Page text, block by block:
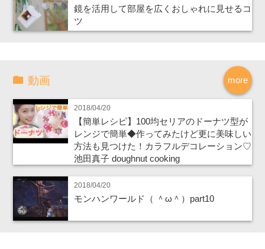
鏡を活用して部屋を広くおしゃれに見せるコ
ツ
more
動画
2018/04/20
【簡単レシピ】100均セリアのドーナツ型が
レンジで簡単◆作ってみたけど更に美味しい
方法も見つけた！カラフルデコレーション♡
池田真子 doughnut cooking
2018/04/20
モンハンワールド（ ＾ω＾）part10